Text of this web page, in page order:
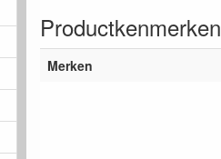
Productkenmerken
Merken